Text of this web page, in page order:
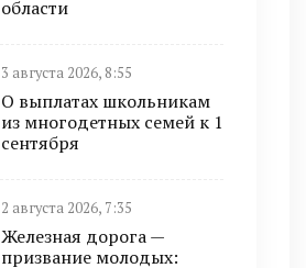
области
3 августа 2026, 8:55
О выплатах школьникам
из многодетных семей к 1
сентября
2 августа 2026, 7:35
Железная дорога —
призвание молодых: